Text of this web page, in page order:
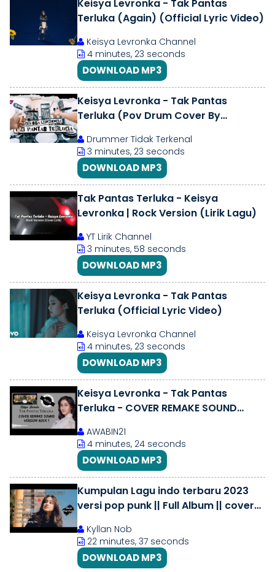
Keisya Levronka - Tak Pantas
Terluka (Again) (Official Lyric Video)
Keisya Levronka Channel
4 minutes, 23 seconds
DOWNLOAD MP3
Keisya Levronka - Tak Pantas
Terluka (Pov Drum Cover By
Drummer Tidak Terkenal
3 minutes, 23 seconds
DOWNLOAD MP3
Tak Pantas Terluka - Keisya
Levronka | Rock Version (Lirik Lagu)
YT Lirik Channel
3 minutes, 58 seconds
DOWNLOAD MP3
Keisya Levronka - Tak Pantas
Terluka (Official Lyric Video)
Keisya Levronka Channel
4 minutes, 23 seconds
DOWNLOAD MP3
Keisya Levronka - Tak Pantas
Terluka - COVER REMAKE SOUND
AWABIN21
4 minutes, 24 seconds
DOWNLOAD MP3
Kumpulan Lagu indo terbaru 2023
versi pop punk || Full Album || cover
Kyllan Nob
22 minutes, 37 seconds
DOWNLOAD MP3